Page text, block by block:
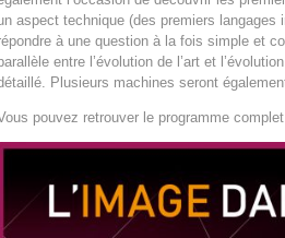
aspect technique (des premiers
à une question à la fois simple et
entre l’évolution de l’art et
Plusieurs machines seront
pouvez retrouver le programme